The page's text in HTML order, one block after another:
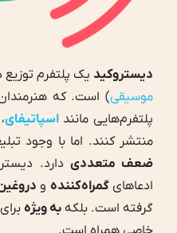
دیستروکید یک پلتفرم
موسیقی) است. که هنرمندان
پلتفرم‌هایی ماننداسپاتیفای
منتشر کنند. اما با وجود
ضعف متعددی دارد.
ادعاهایگمراه‌کننده و
گرفته است. بلکهبه ویژه برای